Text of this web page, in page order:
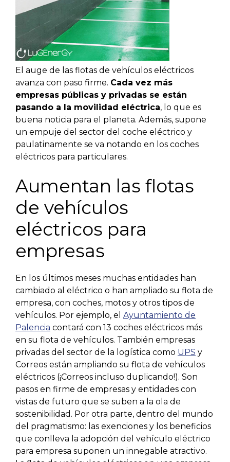
El auge de las flotas de vehículos eléctricos
avanza con paso firme. Cada vez más
empresas públicas y privadas se están
pasando a la movilidad eléctrica, lo que es
buena noticia para el planeta. Además, supone
un empuje del sector del coche eléctrico y
paulatinamente se va notando en los coches
eléctricos para particulares.
Aumentan las flotas
de vehículos
eléctricos para
empresas
En los últimos meses muchas entidades han
cambiado al eléctrico o han ampliado su flota de
empresa, con coches, motos y otros tipos de
vehículos. Por ejemplo, el Ayuntamiento de
Palencia contará con 13 coches eléctricos más
en su flota de vehículos. También empresas
privadas del sector de la logística como UPS y
Correos están ampliando su flota de vehículos
eléctricos (¡Correos incluso duplicando!). Son
pasos en firme de empresas y entidades con
vistas de futuro que se suben a la ola de
sostenibilidad. Por otra parte, dentro del mundo
del pragmatismo: las exenciones y los beneficios
que conlleva la adopción del vehículo eléctrico
para empresa suponen un innegable atractivo.